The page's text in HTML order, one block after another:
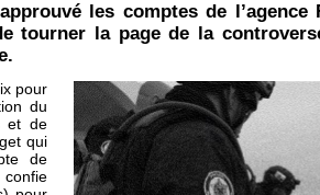
les comptes de l’agence
tourner la page de la
pour
du
et de
qui
de